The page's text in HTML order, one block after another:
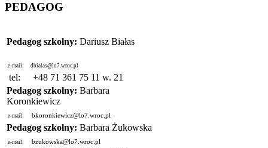
PEDAGOG
Pedagog szkolny: Dariusz Białas
e-mail: dbialas@lo7.wroc.pl
tel:
+48 71 361 75 11 w. 21
Pedagog szkolny: Barbara
Koronkiewicz
e-mail: bkoronkiewicz@lo7.wroc.pl
Pedagog szkolny: Barbara Żukowska
e-mail: bzukowska@lo7.wroc.pl